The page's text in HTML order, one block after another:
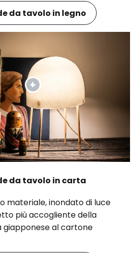
da tavolo in legno
da tavolo in carta
materiale, inondato di luce
più accogliente della
al cartone